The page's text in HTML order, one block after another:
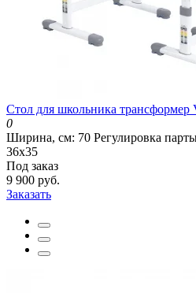
Стол для школьника трансформер
0
Ширина, см: 70 Регулировка
36х35
Под заказ
9 900 руб.
Заказать